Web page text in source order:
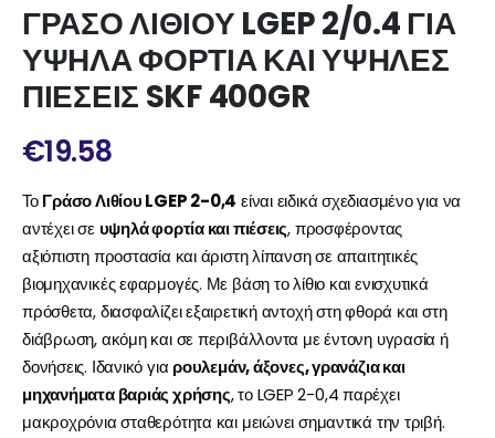
ΓΡΑΣΟ ΛΙΘΙΟΥ LGEP 2/0.4 ΓΙΑ
ΥΨΗΛΑ ΦΟΡΤΙΑ ΚΑΙ ΥΨΗΛΕΣ
ΠΙΕΣΕΙΣ SKF 400GR
€19.58
ΤοΓράσο Λιθίου LGEP 2-0,4 είναι ειδικά σχεδιασμένο για να
αντέχει σε υψηλά φορτία και πιέσεις, προσφέροντας
αξιόπιστη προστασία και άριστη λίπανση σε απαιτητικές
βιομηχανικές εφαρμογές. Με βάση το λίθιο και ενισχυτικά
πρόσθετα, διασφαλίζει εξαιρετική αντοχή στη φθορά και στη
διάβρωση, ακόμη και σε περιβάλλοντα με έντονη υγρασία ή
δονήσεις. Ιδανικό γιαρουλεμάν, άξονες, γρανάζια και
μηχανήματα βαριάς χρήσης, το LGEP 2-0,4 παρέχει
μακροχρόνια σταθερότητα και μειώνει σημαντικά την τριβή.